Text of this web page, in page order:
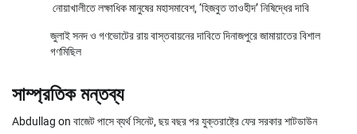
নোয়াখালীতে লক্ষাধিক মানুষের মহাসমাবেশ, ‘হিজবুত তাওহীদ’ নিষিদ্ধের দাবি
জুলাই সনদ ও গণভোটের রায় বাস্তবায়নের দাবিতে দিনাজপুরে জামায়াতের বিশাল
গণমিছিল
সাম্প্রতিক মন্তব্য
Abdullag on বাজেট পাসে ব্যর্থ সিনেট, ছয় বছর পর যুক্তরাষ্ট্রে ফের সরকার শাটডাউন